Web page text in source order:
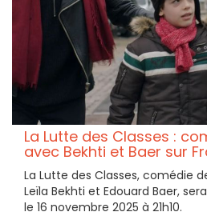
La Lutte des Classes :
avec Bekhti et Baer sur
La Lutte des Classes, comédie
Leïla Bekhti et Edouard Baer,
le 16 novembre 2025 à 21h10.